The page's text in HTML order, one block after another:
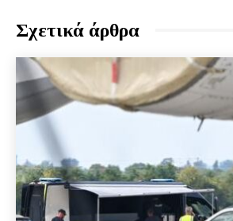
Σχετικά άρθρα